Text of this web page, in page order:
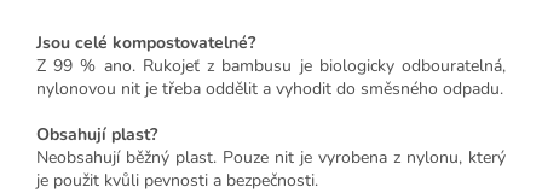
Jsou celé kompostovatelné?
Z 99 % ano. Rukojeť z bambusu je biologicky odbouratelná,
nylonovou nit je třeba oddělit a vyhodit do směsného odpadu.
Obsahují plast?
Neobsahují běžný plast. Pouze nit je vyrobena z nylonu, který
je použit kvůli pevnosti a bezpečnosti.